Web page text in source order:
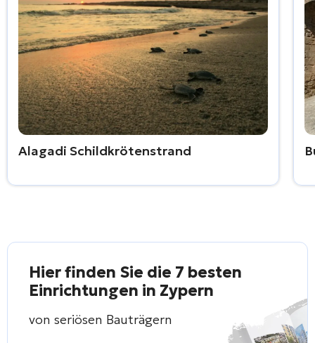
Alagadi Schildkrötenstrand
Hier finden Sie die 7 besten
Einrichtungen in Zypern
von seriösen Bauträgern